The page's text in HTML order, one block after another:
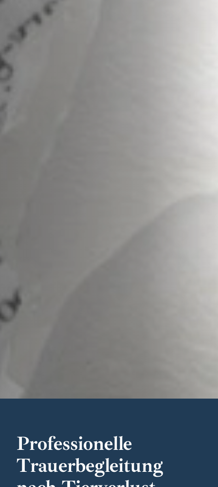
Professionelle
Trauerbegleitung